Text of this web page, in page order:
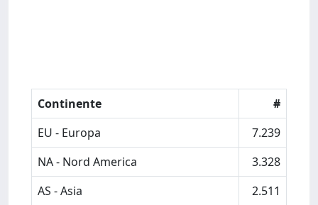
Continente
#
EU - Europa
7.239
NA - Nord America
3.328
AS - Asia
2.511